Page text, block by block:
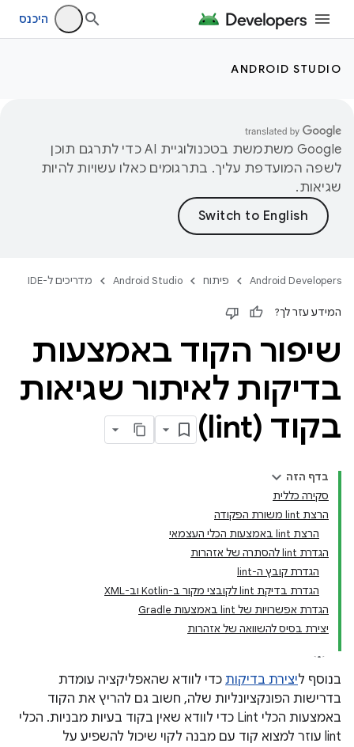
היכנס
ANDROID STUDIO
‫Google משתמשת בטכנולוגיית AI כדי לתרגם תוכן
לשפה המועדפת עליך. בתרגומים כאלו עשויות להיות
שגיאות.
Android Developers פיתוח Android Studio מדריכים ל-IDE
המידע עזר לך?
שיפור הקוד באמצעות
בדיקות לאיתור שגיאות
בקוד (lint)
בדף הזה
סקירה כללית
הרצת lint משורת הפקודה
הרצת lint באמצעות הכלי העצמאי
הגדרת lint להסתרה של אזהרות
הגדרת קובץ ה-lint
הגדרת בדיקת lint לקובצי מקור ב-Kotlin וב-XML
הגדרת אפשרויות של lint באמצעות Gradle
יצירת בסיס להשוואה של אזהרות
בנוסף ליצירת בדיקות כדי לוודא שהאפליקציה עומדת
בדרישות הפונקציונליות שלה, חשוב גם להריץ את הקוד
באמצעות הכלי Lint כדי לוודא שאין בקוד בעיות מבניות. הכלי
lint עוזר למצוא קוד עם מבנה לקוי שיכול להשפיע על